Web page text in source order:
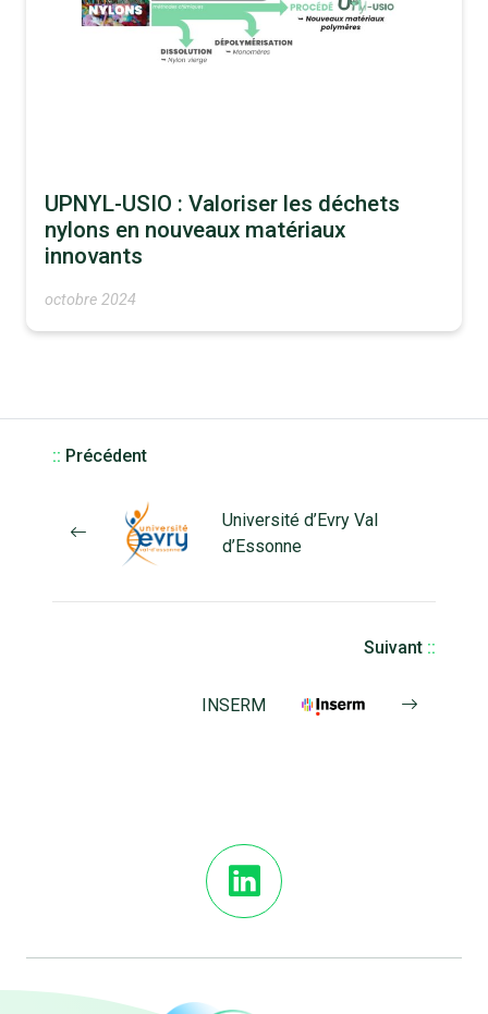
UPNYL-USIO : Valoriser les déchets
nylons en nouveaux matériaux
innovants
octobre 2024
:: Précédent
Université d’Evry Val
d’Essonne
Suivant ::
INSERM